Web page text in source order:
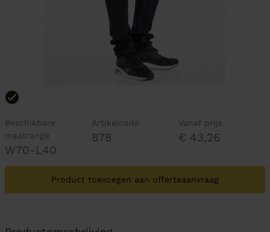
Beschikbare
maatrange
W70-L40
Artikelcode
878
Vanaf prijs
€ 43,26
Product toevoegen aan offerteaanvraag